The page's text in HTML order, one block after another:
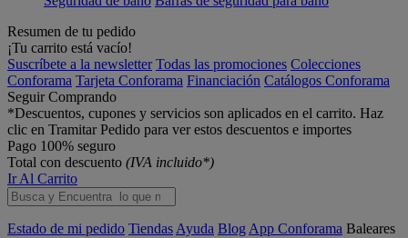
Resumen de tu pedido
¡Tu carrito está vacío!
Suscríbete a la newsletter Todas las promociones Colecciones
Conforama Tarjeta Conforama Financiación Catálogos Conforama
Seguir Comprando
*Descuentos, cupones y servicios son aplicados en el carrito. Haz
clic en Tramitar Pedido para ver estos descuentos e importes
Pago 100% seguro
Total con descuento (IVA incluido*)
Ir Al Carrito
Estado de mi pedido Tiendas Ayuda Blog App Conforama Baleares